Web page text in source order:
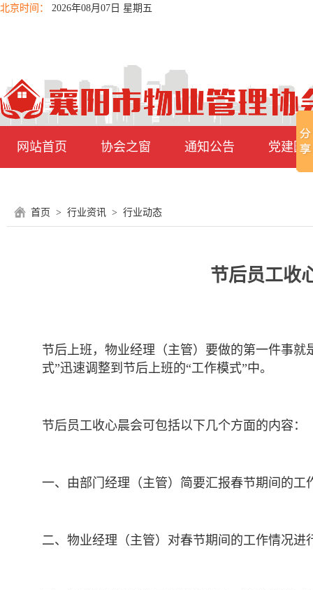
北京时间： 2026年08月07日 星期五
网站首页 协会之窗 通知公告 党建园
首页 > 行业资讯 > 行业动态
节后员工收
节后上班，物业经理（主管）要做的第一件事
式”迅速调整到节后上班的“工作模式”中。
节后员工收心晨会可包括以下几个方面的内容：
一、由部门经理（主管）简要汇报春节期间的
二、物业经理（主管）对春节期间的工作情况